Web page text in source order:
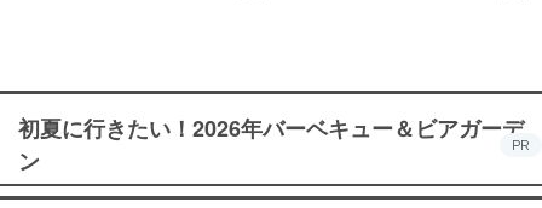
初夏に行きたい！2026年バーベキュー＆ビアガーデ
ン
PR